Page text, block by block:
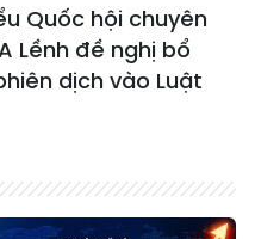
Quốc hội chuyên
Lềnh đề nghị bổ
dịch vào Luật